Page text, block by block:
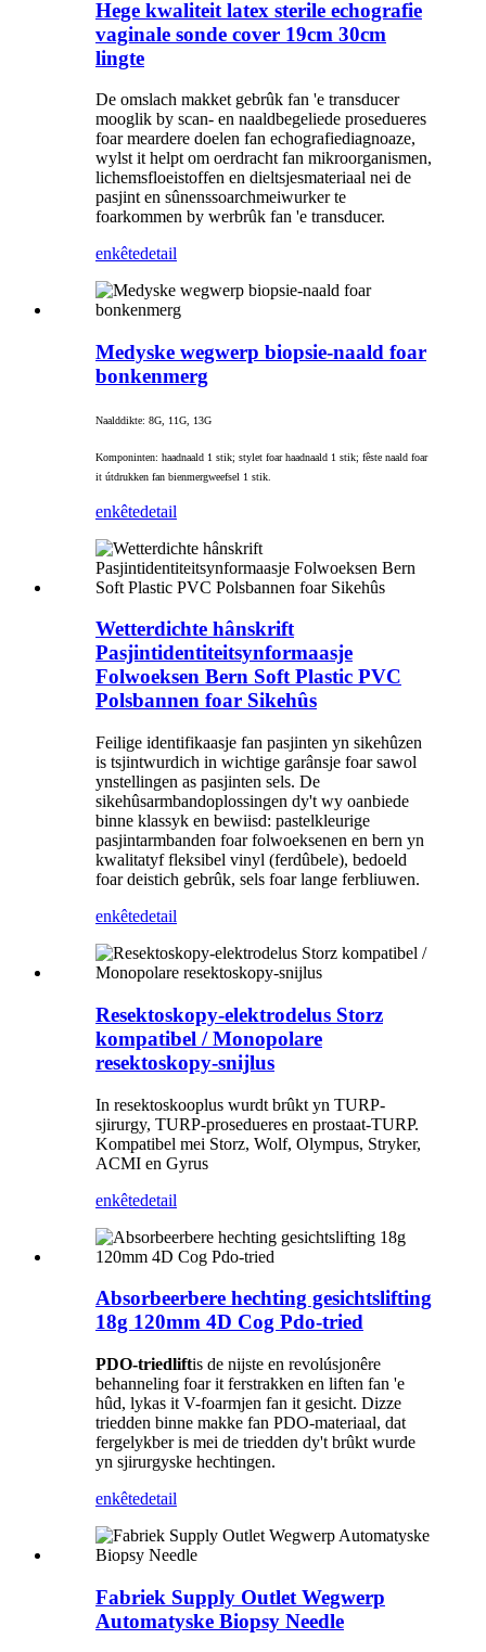
Hege kwaliteit latex sterile echografie
vaginale sonde cover 19cm 30cm
lingte
De omslach makket gebrûk fan 'e transducer
mooglik by scan- en naaldbegeliede prosedueres
foar meardere doelen fan echografiediagnoaze,
wylst it helpt om oerdracht fan mikroorganismen,
lichemsfloeistoffen en dieltsjesmateriaal nei de
pasjint en sûnenssoarchmeiwurker te
foarkommen by werbrûk fan 'e transducer.
enkêtedetail
Medyske wegwerp biopsie-naald foar
bonkenmerg
Naalddikte: 8G, 11G, 13G
Komponinten: haadnaald 1 stik; stylet foar haadnaald 1 stik; fêste naald foar
it útdrukken fan bienmergweefsel 1 stik.
enkêtedetail
Wetterdichte hânskrift
Pasjintidentiteitsynformaasje
Folwoeksen Bern Soft Plastic PVC
Polsbannen foar Sikehûs
Feilige identifikaasje fan pasjinten yn sikehûzen
is tsjintwurdich in wichtige garânsje foar sawol
ynstellingen as pasjinten sels. De
sikehûsarmbandoplossingen dy't wy oanbiede
binne klassyk en bewiisd: pastelkleurige
pasjintarmbanden foar folwoeksenen en bern yn
kwalitatyf fleksibel vinyl (ferdûbele), bedoeld
foar deistich gebrûk, sels foar lange ferbliuwen.
enkêtedetail
Resektoskopy-elektrodelus Storz
kompatibel / Monopolare
resektoskopy-snijlus
In resektoskooplus wurdt brûkt yn TURP-
sjirurgy, TURP-prosedueres en prostaat-TURP.
Kompatibel mei Storz, Wolf, Olympus, Stryker,
ACMI en Gyrus
enkêtedetail
Absorbeerbere hechting gesichtslifting
18g 120mm 4D Cog Pdo-tried
PDO-triedliftis de nijste en revolúsjonêre
behanneling foar it ferstrakken en liften fan 'e
hûd, lykas it V-foarmjen fan it gesicht. Dizze
triedden binne makke fan PDO-materiaal, dat
fergelykber is mei de triedden dy't brûkt wurde
yn sjirurgyske hechtingen.
enkêtedetail
Fabriek Supply Outlet Wegwerp
Automatyske Biopsy Needle